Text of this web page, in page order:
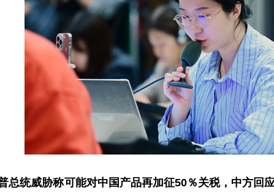
总统威胁称可能对中国产品再加征50％关税，中方回